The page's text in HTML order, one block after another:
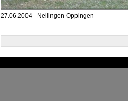
27.06.2004 - Nellingen-Oppingen